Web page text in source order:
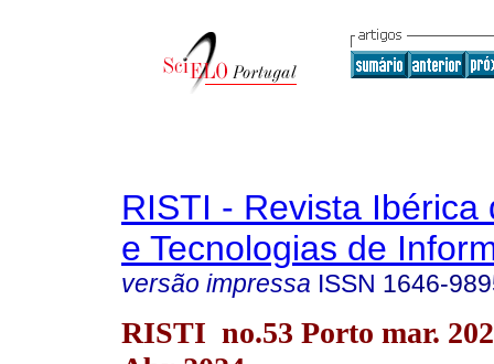
RISTI - Revista Ibérica
e Tecnologias de
versão impressa ISSN 1646-
RISTI no.53 Porto mar.